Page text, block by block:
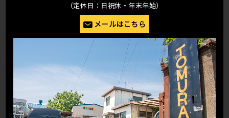
（定休日：日祝休・年末年始）
メールはこちら